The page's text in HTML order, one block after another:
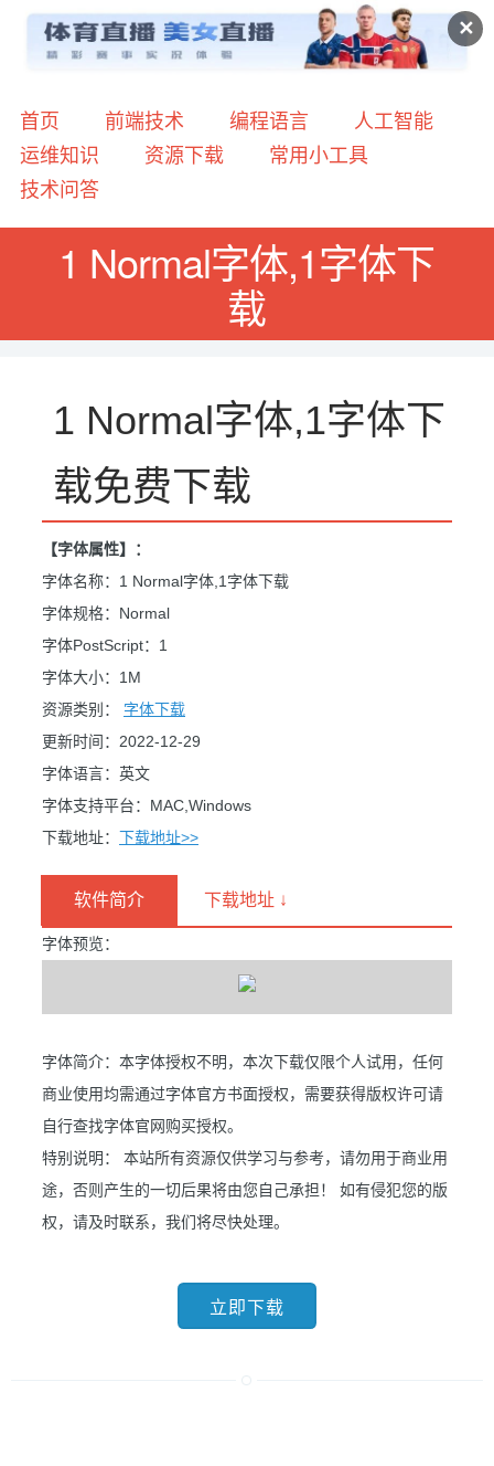
✕
首页 前端技术 编程语言
人工智能
运维知识
资源下载
常用小工具
技术问答
1 Normal字体,1字体下
载
1 Normal字体,1字体下
载免费下载
【字体属性】：
字体名称：1 Normal字体,1字体下载
字体规格：Normal
字体PostScript：1
字体大小：1M
资源类别： 字体下载
更新时间：2022-12-29
字体语言：英文
字体支持平台：MAC,Windows
下载地址： 下载地址>>
软件简介 下载地址 ↓
字体预览：
字体简介：本字体授权不明，本次下载仅限个人试用，任何
商业使用均需通过字体官方书面授权，需要获得版权许可请
自行查找字体官网购买授权。
特别说明： 本站所有资源仅供学习与参考，请勿用于商业用
途，否则产生的一切后果将由您自己承担！ 如有侵犯您的版
权，请及时联系，我们将尽快处理。
立即下载